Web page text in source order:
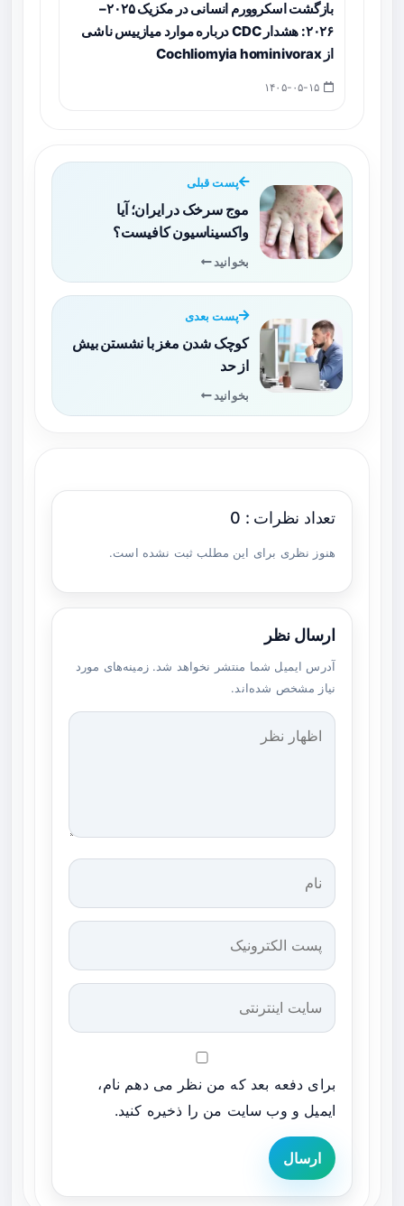
بازگشت اسکروورم انسانی در مکزیک ۲۰۲۵–
۲۰۲۶: هشدار CDC درباره موارد میازییس ناشی
از Cochliomyia hominivorax
پست قبلی
موج سرخک در ایران؛ آیا
واکسیناسیون کافیست؟
بخوانید
پست بعدی
کوچک شدن مغز با نشستن بیش
از حد
بخوانید
تعداد نظرات : 0
هنوز نظری برای این مطلب ثبت نشده است.
ارسال نظر
آدرس ایمیل شما منتشر نخواهد شد. زمینه‌های مورد
نیاز مشخص شده‌اند.
برای دفعه بعد که من نظر می دهم نام،
ایمیل و وب سایت من را ذخیره کنید.
ارسال